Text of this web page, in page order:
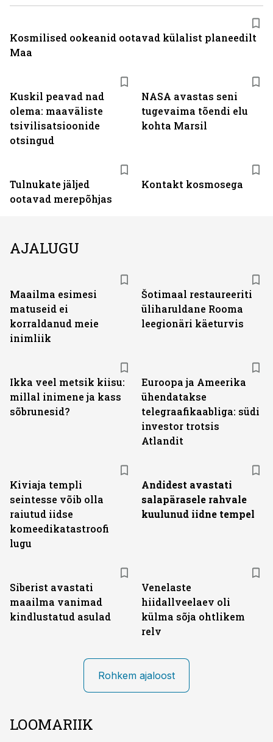
Kuskil peavad nad
olema: maaväliste
tsivilisatsioonide
otsingud
NASA avastas seni
tugevaima tõendi elu
kohta Marsil
Tulnukate jäljed
ootavad merepõhjas
Kontakt kosmosega
Kosmilised ookeanid ootavad külalist planeedilt
Maa
AJALUGU
Maailma esimesi
matuseid ei
korraldanud meie
inimliik
Šotimaal restaureeriti
üliharuldane Rooma
leegionäri käeturvis
Ikka veel metsik kiisu:
millal inimene ja kass
sõbrunesid?
Euroopa ja Ameerika
ühendatakse
telegraafikaabliga: südi
investor trotsis
Atlandit
Kiviaja templi
seintesse võib olla
raiutud iidse
komeedikatastroofi
lugu
Andidest avastati
salapärasele rahvale
kuulunud iidne tempel
Siberist avastati
maailma vanimad
kindlustatud asulad
Venelaste
hiidallveelaev oli
külma sõja ohtlikem
relv
Rohkem ajaloost
LOOMARIIK